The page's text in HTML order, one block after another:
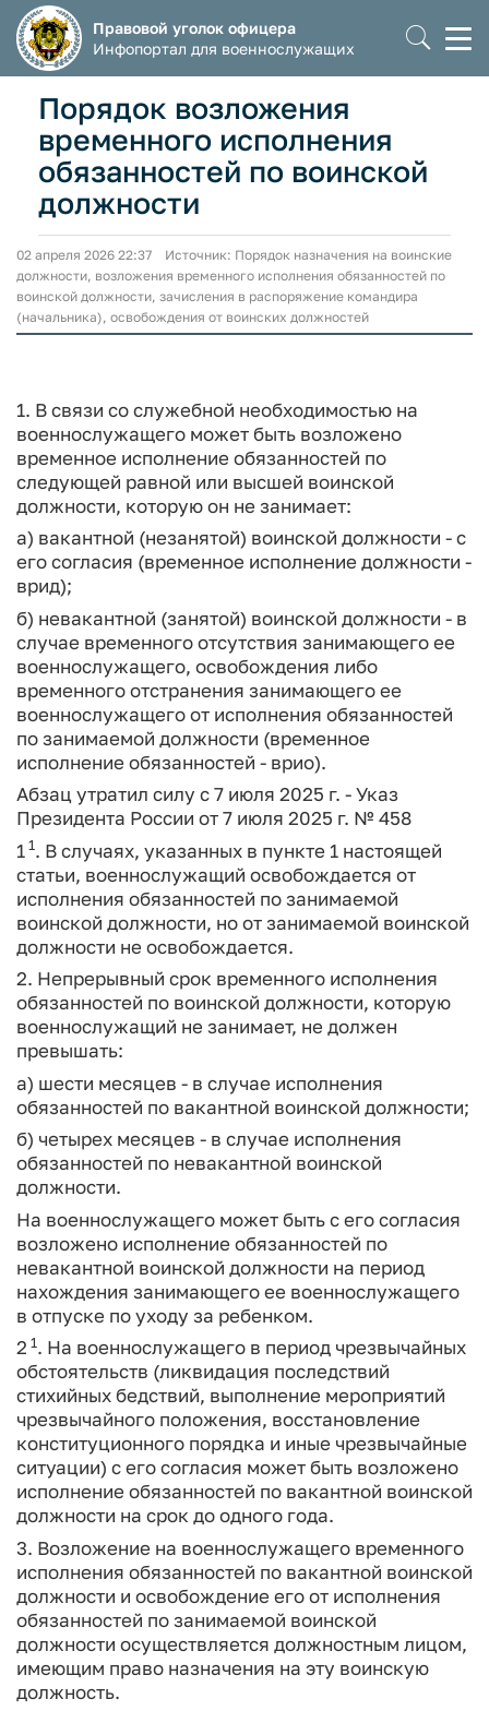
Правовой уголок офицера
Инфопортал для военнослужащих
Порядок возложения
временного исполнения
обязанностей по воинской
должности
02 апреля 2026 22:37 Источник: Порядок назначения на воинские
должности, возложения временного исполнения обязанностей по
воинской должности, зачисления в распоряжение командира
(начальника), освобождения от воинских должностей
1. В связи со служебной необходимостью на
военнослужащего может быть возложено
временное исполнение обязанностей по
следующей равной или высшей воинской
должности, которую он не занимает:
а) вакантной (незанятой) воинской должности - с
его согласия (временное исполнение должности -
врид);
б) невакантной (занятой) воинской должности - в
случае временного отсутствия занимающего ее
военнослужащего, освобождения либо
временного отстранения занимающего ее
военнослужащего от исполнения обязанностей
по занимаемой должности (временное
исполнение обязанностей - врио).
Абзац утратил силу с 7 июля 2025 г. - Указ
Президента России от 7 июля 2025 г. № 458
1 1. В случаях, указанных в пункте 1 настоящей
статьи, военнослужащий освобождается от
исполнения обязанностей по занимаемой
воинской должности, но от занимаемой воинской
должности не освобождается.
2. Непрерывный срок временного исполнения
обязанностей по воинской должности, которую
военнослужащий не занимает, не должен
превышать:
а) шести месяцев - в случае исполнения
обязанностей по вакантной воинской должности;
б) четырех месяцев - в случае исполнения
обязанностей по невакантной воинской
должности.
На военнослужащего может быть с его согласия
возложено исполнение обязанностей по
невакантной воинской должности на период
нахождения занимающего ее военнослужащего
в отпуске по уходу за ребенком.
2 1 . На военнослужащего в период чрезвычайных
обстоятельств (ликвидация последствий
стихийных бедствий, выполнение мероприятий
чрезвычайного положения, восстановление
конституционного порядка и иные чрезвычайные
ситуации) с его согласия может быть возложено
исполнение обязанностей по вакантной воинской
должности на срок до одного года.
3. Возложение на военнослужащего временного
исполнения обязанностей по вакантной воинской
должности и освобождение его от исполнения
обязанностей по занимаемой воинской
должности осуществляется должностным лицом,
имеющим право назначения на эту воинскую
должность.